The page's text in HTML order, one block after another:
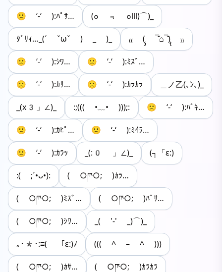
🙁 ‘-‘ ):ﾊﾟｻ… (๐ ﹃ ๐lll)⌒)_
ﾀﾞﾘｨ…_(´ ˇωˇ ) _ )_ ₍₍ (̨̡ ‾᷄⌂‾᷅)̧̢ ₎₎
🙁 ‘-‘ ):ｼﾜ… 🙁 ‘-‘ ):ﾐｽﾞ…
🙁 ‘-‘ ):ｶｻ… 🙁 ‘-‘ ):ｶﾗｶﾗ ＿ノ乙(､ﾝ､)_
_(x3」∠)_ :;((( •﹏• )));: 🙁 ‘-‘ ):ﾊﾟｷ…
🙁 ‘-‘ ):ｶﾋﾟ… 🙁 ‘-‘ ):ﾐｲﾗ…
🙁 ‘-‘ ):ｶﾗｯ _(:0 」∠)_ (┐「ε:)
:( ;´•ᴗ•): ( ○ཫ○; )ｶﾗ…
( ○ཫ○; )ﾐｽﾞ… ( ○ཫ○; )ﾊﾟｻ…
( ○ཫ○; )ｼﾜ… _( '-' _)⌒)_
｡･*･:≡( 「ε:)ﾉ ((( ^ – ^ )))
( ○ཫ○; )ｶｻ… ( ○ཫ○; )ｶﾗｶﾗ